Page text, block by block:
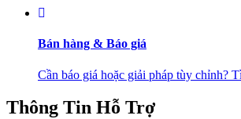
Bán hàng & Báo giá
Cần báo giá hoặc giải pháp tùy chỉnh?
Thông Tin Hỗ Trợ